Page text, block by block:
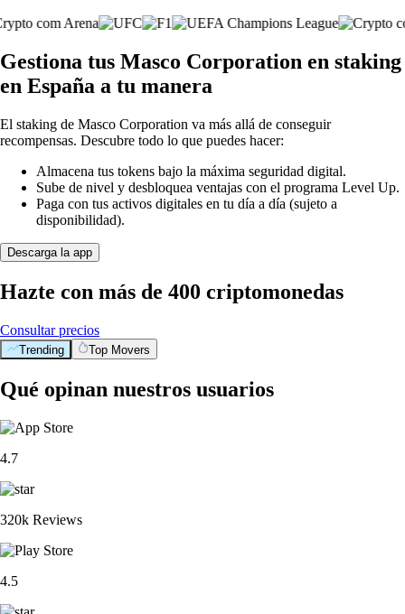
Gestiona tus Masco Corporation en staking
en España a tu manera
El staking de Masco Corporation va más allá de conseguir
recompensas. Descubre todo lo que puedes hacer:
Almacena tus tokens bajo la máxima seguridad digital.
Sube de nivel y desbloquea ventajas con el programa Level Up.
Paga con tus activos digitales en tu día a día (sujeto a
disponibilidad).
Descarga la app
Hazte con más de 400 criptomonedas
Consultar precios
Trending Top Movers
Qué opinan nuestros usuarios
4.7
320k Reviews
4.5